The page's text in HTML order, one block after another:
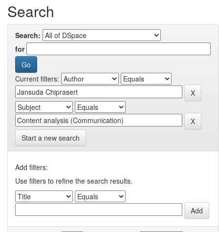
Search
Search:
for
Current filters:
Start a new search
Add filters:
Use filters to refine the search results.